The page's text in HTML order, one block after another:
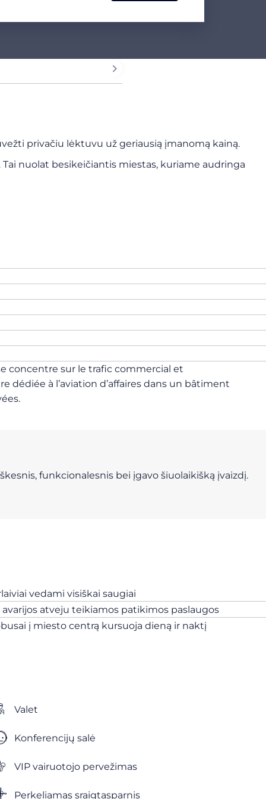
privačiu lėktuvu už geriausią įmanomą kainą.
nuolat besikeičiantis miestas, kuriame audringa
concentre sur le trafic commercial et
dédiée à l’aviation d’affaires dans un bâtiment
funkcionalesnis bei įgavo šiuolaikišką įvaizdį.
vedami visiškai saugiai
atveju teikiamos patikimos paslaugos
į miesto centrą kursuoja dieną ir naktį
Valet
Konferencijų salė
VIP vairuotojo pervežimas
Perkeliamas sraigtasparnis